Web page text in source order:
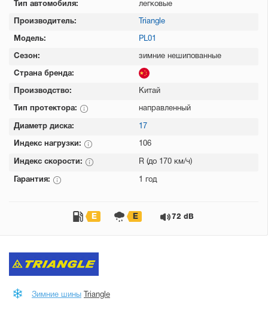
Тип автомобиля: легковые
Производитель: Triangle
Модель: PL01
Сезон: зимние нешипованные
Страна бренда:
Производство: Китай
Тип протектора: направленный
Диаметр диска: 17
Индекс нагрузки: 106
Индекс скорости: R (до 170 км/ч)
Гарантия: 1 год
E E 72 dB
Зимние шины Triangle